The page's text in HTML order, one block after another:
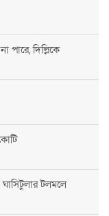
পারে, দিল্লিকে
টলমলে